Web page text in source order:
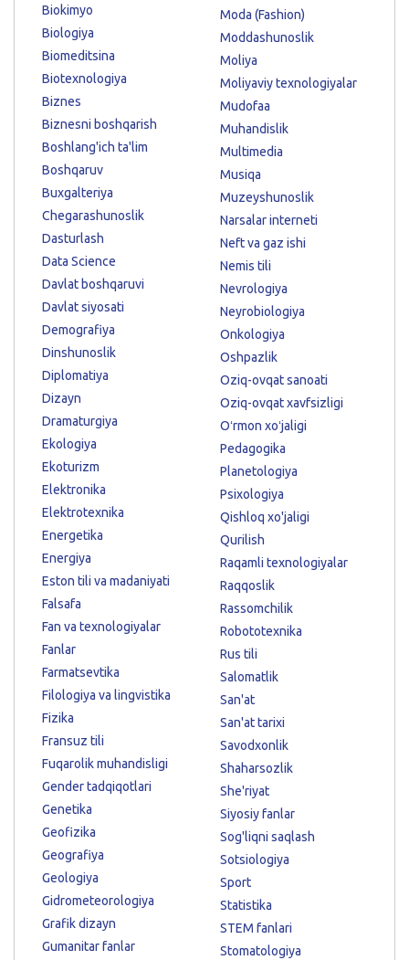
Biokimyo
Biologiya
Biomeditsina
Biotexnologiya
Biznes
Biznesni boshqarish
Boshlang'ich ta'lim
Boshqaruv
Buxgalteriya
Chegarashunoslik
Dasturlash
Data Science
Davlat boshqaruvi
Davlat siyosati
Demografiya
Dinshunoslik
Diplomatiya
Dizayn
Dramaturgiya
Ekologiya
Ekoturizm
Elektronika
Elektrotexnika
Energetika
Energiya
Eston tili va madaniyati
Falsafa
Fan va texnologiyalar
Fanlar
Farmatsevtika
Filologiya va lingvistika
Fizika
Fransuz tili
Fuqarolik muhandisligi
Gender tadqiqotlari
Genetika
Geofizika
Geografiya
Geologiya
Gidrometeorologiya
Grafik dizayn
Gumanitar fanlar
Moda (Fashion)
Moddashunoslik
Moliya
Moliyaviy texnologiyalar
Mudofaa
Muhandislik
Multimedia
Musiqa
Muzeyshunoslik
Narsalar interneti
Neft va gaz ishi
Nemis tili
Nevrologiya
Neyrobiologiya
Onkologiya
Oshpazlik
Oziq-ovqat sanoati
Oziq-ovqat xavfsizligi
Oʻrmon xoʻjaligi
Pedagogika
Planetologiya
Psixologiya
Qishloq xo'jaligi
Qurilish
Raqamli texnologiyalar
Raqqoslik
Rassomchilik
Robototexnika
Rus tili
Salomatlik
San'at
San'at tarixi
Savodxonlik
Shaharsozlik
She'riyat
Siyosiy fanlar
Sog'liqni saqlash
Sotsiologiya
Sport
Statistika
STEM fanlari
Stomatologiya